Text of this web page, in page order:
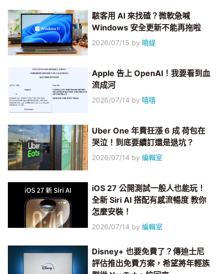
駭客用 AI 來找碴？微軟急喊
Windows 安全更新不能再拖啦
2026/07/15 by 曉緹
Apple 告上 OpenAI！我要看到血
流成河
2026/07/14 by 嘻嘻
Uber One 年費狂漲 6 成 荷包在
哭泣！到底要續訂還是退坑？
2026/07/14 by編輯室
iOS 27 公開測試一般人也能玩！
全新 Siri AI 搭配有感流暢度 教你
怎麼安裝！
2026/07/14 by編輯室
Disney+ 也要免費了？傳迪士尼
評估推出免費方案，希望將年輕族